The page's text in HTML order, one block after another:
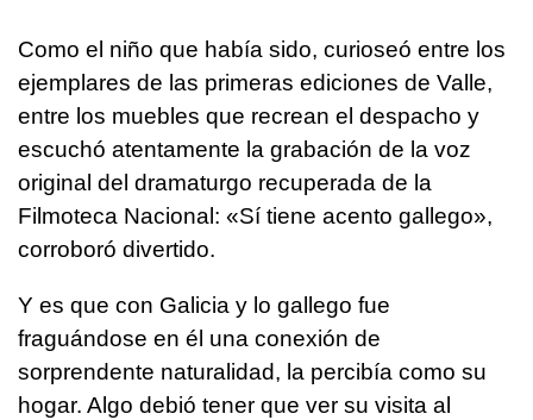
Como el niño que había sido, curioseó entre los
ejemplares de las primeras ediciones de Valle,
entre los muebles que recrean el despacho y
escuchó atentamente la grabación de la voz
original del dramaturgo recuperada de la
Filmoteca Nacional: «Sí tiene acento gallego»,
corroboró divertido.
Y es que con Galicia y lo gallego fue
fraguándose en él una conexión de
sorprendente naturalidad, la percibía como su
hogar. Algo debió tener que ver su visita al